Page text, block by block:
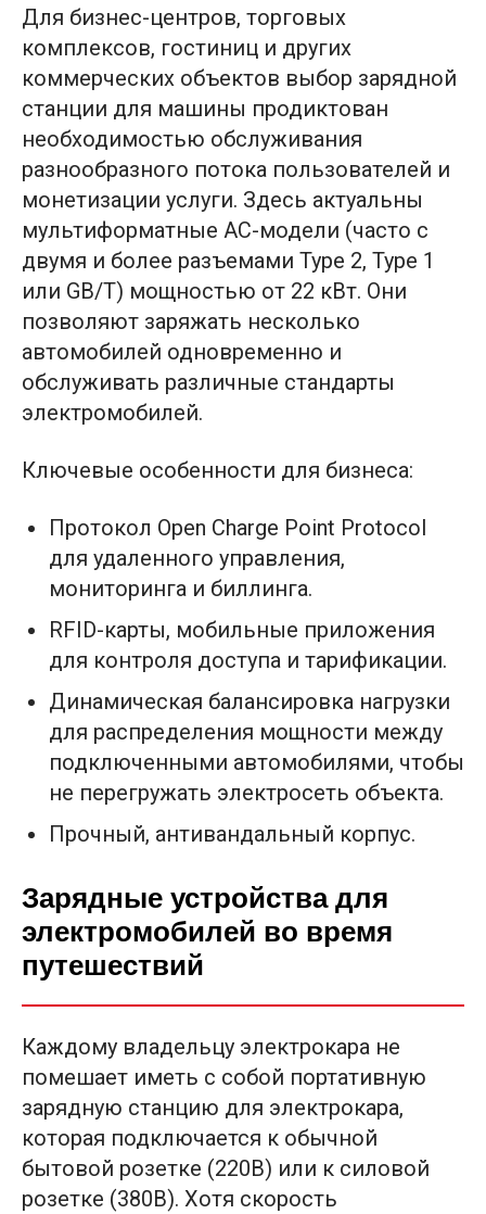
Для бизнес-центров, торговых
комплексов, гостиниц и других
коммерческих объектов выбор зарядной
станции для машины продиктован
необходимостью обслуживания
разнообразного потока пользователей и
монетизации услуги. Здесь актуальны
мультиформатные AC-модели (часто с
двумя и более разъемами Type 2, Type 1
или GB/T) мощностью от 22 кВт. Они
позволяют заряжать несколько
автомобилей одновременно и
обслуживать различные стандарты
электромобилей.
Ключевые особенности для бизнеса:
Протокол Open Charge Point Protocol
для удаленного управления,
мониторинга и биллинга.
RFID-карты, мобильные приложения
для контроля доступа и тарификации.
Динамическая балансировка нагрузки
для распределения мощности между
подключенными автомобилями, чтобы
не перегружать электросеть объекта.
Прочный, антивандальный корпус.
Зарядные устройства для
электромобилей во время
путешествий
Каждому владельцу электрокара не
помешает иметь с собой портативную
зарядную станцию для электрокара,
которая подключается к обычной
бытовой розетке (220В) или к силовой
розетке (380В). Хотя скорость